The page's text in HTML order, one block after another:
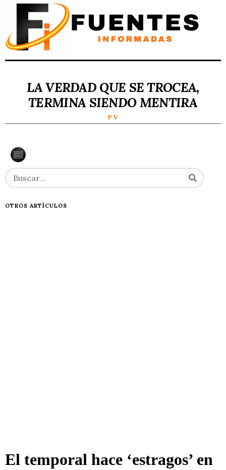
LA VERDAD QUE SE TROCEA,
TERMINA SIENDO MENTIRA
P V
OTROS ARTÍCULOS
El temporal hace ‘estragos’ en